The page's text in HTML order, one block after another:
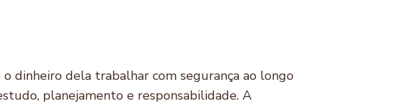
dinheiro dela trabalhar com segurança ao longo
planejamento e responsabilidade. A